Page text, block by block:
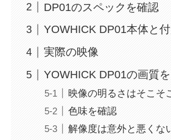
DP01のスペックを確認
YOWHICK DP01本体と
実際の映像
YOWHICK DP01の画質
映像の明るさはそこそ
色味を確認
解像度は意外と悪くな